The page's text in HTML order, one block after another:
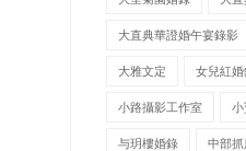
大直典華證婚午宴錄影
大雅文定 女兒紅婚
小路攝影工作室 小
与玥樓婚錄 中部